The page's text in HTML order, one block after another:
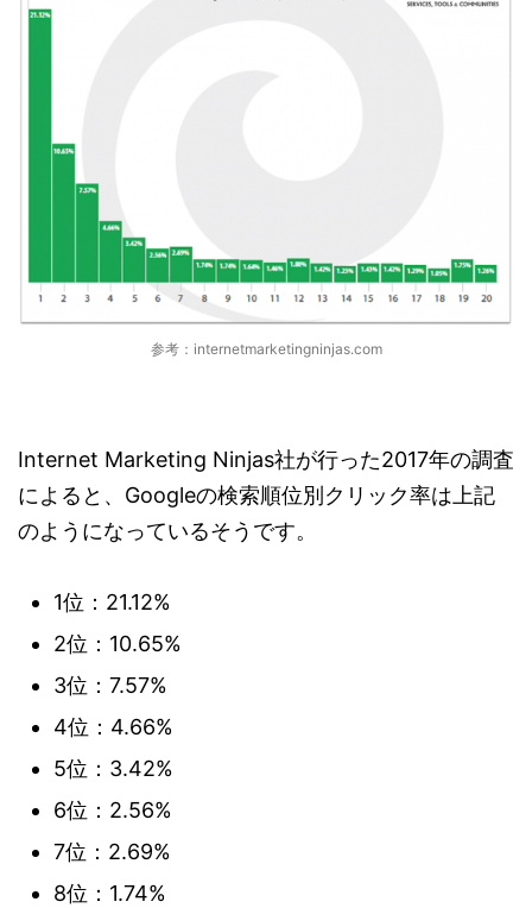
参考：internetmarketingninjas.com
Internet Marketing Ninjas社が行った2017年の調査
によると、Googleの検索順位別クリック率は上記
のようになっているそうです。
1位：21.12%
2位：10.65%
3位：7.57%
4位：4.66%
5位：3.42%
6位：2.56%
7位：2.69%
8位：1.74%